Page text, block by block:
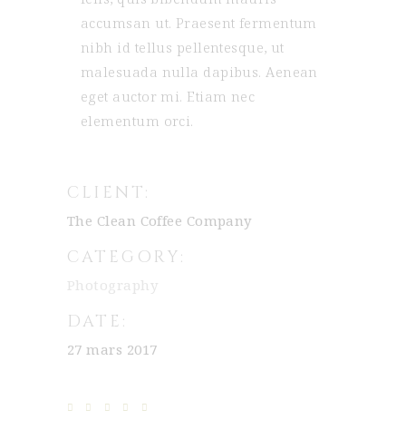
accumsan ut. Praesent fermentum
nibh id tellus pellentesque, ut
malesuada nulla dapibus. Aenean
eget auctor mi. Etiam nec
elementum orci.
CLIENT:
The Clean Coffee Company
CATEGORY:
Photography
DATE:
27 mars 2017